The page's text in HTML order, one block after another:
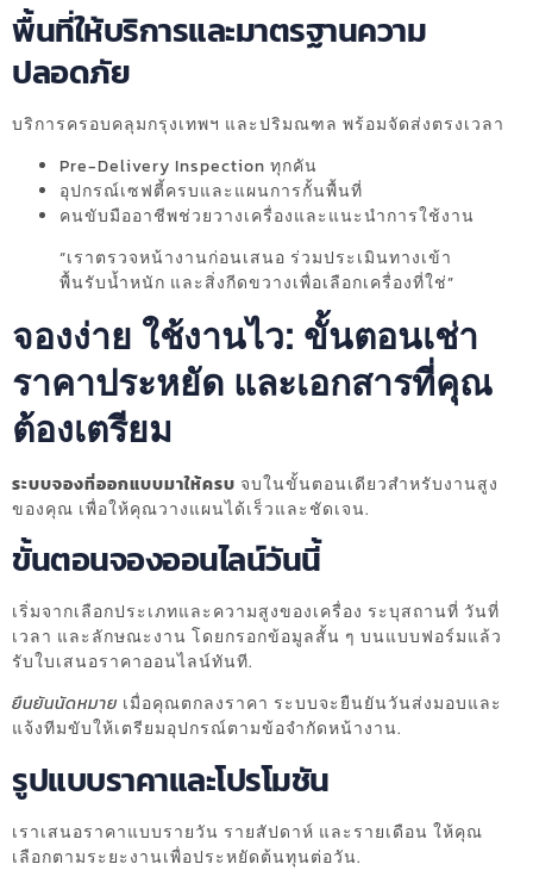
พื้นที่ให้บริการและมาตรฐานความ
ปลอดภัย
บริการครอบคลุมกรุงเทพฯ และปริมณฑล พร้อมจัดส่งตรงเวลา
Pre-Delivery Inspection ทุกคัน
อุปกรณ์เซฟตี้ครบและแผนการกั้นพื้นที่
คนขับมืออาชีพช่วยวางเครื่องและแนะนำการใช้งาน
“เราตรวจหน้างานก่อนเสนอ ร่วมประเมินทางเข้า
พื้นรับน้ำหนัก และสิ่งกีดขวางเพื่อเลือกเครื่องที่ใช่”
จองง่าย ใช้งานไว: ขั้นตอนเช่า
ราคาประหยัด และเอกสารที่คุณ
ต้องเตรียม
ระบบจองที่ออกแบบมาให้ครบ จบในขั้นตอนเดียวสำหรับงานสูง
ของคุณ เพื่อให้คุณวางแผนได้เร็วและชัดเจน.
ขั้นตอนจองออนไลน์วันนี้
เริ่มจากเลือกประเภทและความสูงของเครื่อง ระบุสถานที่ วันที่
เวลา และลักษณะงาน โดยกรอกข้อมูลสั้น ๆ บนแบบฟอร์มแล้ว
รับใบเสนอราคาออนไลน์ทันที.
ยืนยันนัดหมาย เมื่อคุณตกลงราคา ระบบจะยืนยันวันส่งมอบและ
แจ้งทีมขับให้เตรียมอุปกรณ์ตามข้อจำกัดหน้างาน.
รูปแบบราคาและโปรโมชัน
เราเสนอราคาแบบรายวัน รายสัปดาห์ และรายเดือน ให้คุณ
เลือกตามระยะงานเพื่อประหยัดต้นทุนต่อวัน.